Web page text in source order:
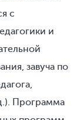
с
и
завуча по
Программа